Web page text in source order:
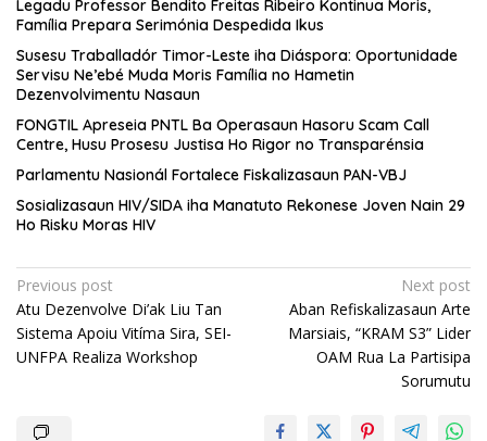
Legadu Professor Bendito Freitas Ribeiro Kontinua Moris,
Família Prepara Serimónia Despedida Ikus
Susesu Traballadór Timor-Leste iha Diáspora: Oportunidade
Servisu Ne’ebé Muda Moris Família no Hametin
Dezenvolvimentu Nasaun
FONGTIL Apreseia PNTL Ba Operasaun Hasoru Scam Call
Centre, Husu Prosesu Justisa Ho Rigor no Transparénsia
Parlamentu Nasionál Fortalece Fiskalizasaun PAN-VBJ
Sosializasaun HIV/SIDA iha Manatuto Rekonese Joven Nain 29
Ho Risku Moras HIV
Post
navigation
Previous post
Atu Dezenvolve Di’ak Liu Tan
Sistema Apoiu Vitíma Sira, SEI-
UNFPA Realiza Workshop
Next post
Aban Refiskalizasaun Arte
Marsiais, “KRAM S3” Lider
OAM Rua La Partisipa
Sorumutu